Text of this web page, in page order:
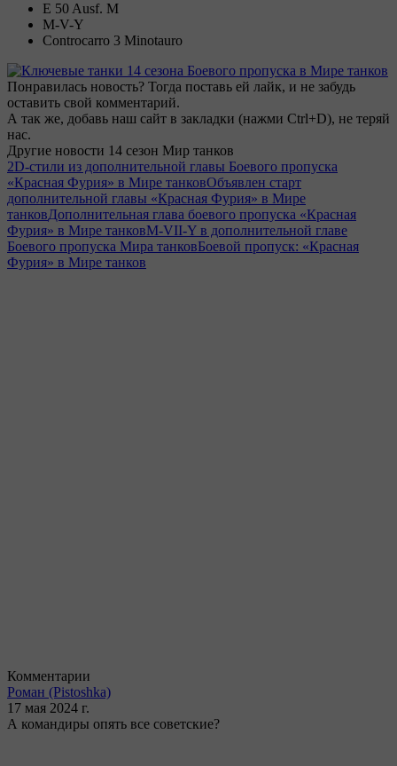
E 50 Ausf. M
M-V-Y
Controcarro 3 Minotauro
Понравилась новость? Тогда поставь ей лайк, и не забудь
оставить свой комментарий.
А так же, добавь наш сайт в закладки (нажми Ctrl+D), не теряй
нас.
Другие новости 14 сезон Мир танков
2D-стили из дополнительной главы Боевого пропуска
«Красная Фурия» в Мире танковОбъявлен старт
дополнительной главы «Красная Фурия» в Мире
танковДополнительная глава боевого пропуска «Красная
Фурия» в Мире танковM-VII-Y в дополнительной главе
Боевого пропуска Мира танковБоевой пропуск: «Красная
Фурия» в Мире танков
Комментарии
Роман (Pistoshka)
17 мая 2024 г.
А командиры опять все советские?